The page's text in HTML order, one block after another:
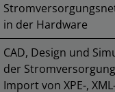
in der Hardware
CAD, Design und
der
Import von XPE-,